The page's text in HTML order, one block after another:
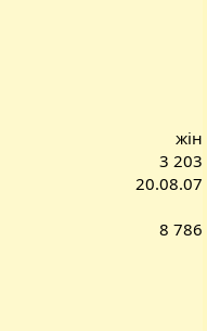
жін
3 203
20.08.07
8 786